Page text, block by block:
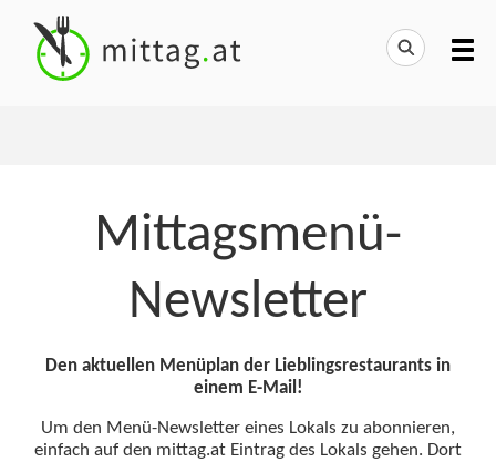
Mittagsmenü-
Newsletter
Den aktuellen Menüplan der Lieblingsrestaurants in
einem E-Mail!
Um den Menü-Newsletter eines Lokals zu abonnieren,
einfach auf den mittag.at Eintrag des Lokals gehen. Dort